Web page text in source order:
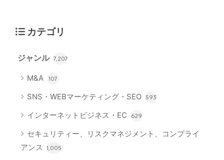
カテゴリ
ジャンル 7,207
M&A 107
SNS・WEBマーケティング・SEO 593
インターネットビジネス・EC 629
セキュリティー、リスクマネジメント、コンプライ
アンス 1,005